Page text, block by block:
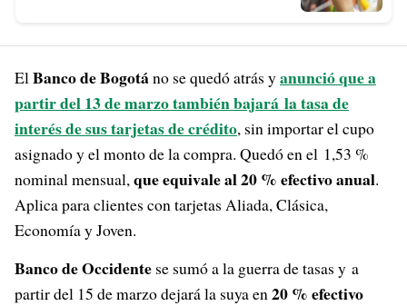
ElBanco de Bogotáno se quedó atrás yanunció que a
partir del 13 de marzo también bajará la tasa de
interés de sus tarjetas de crédito, sin importar el cupo
asignado y el monto de la compra. Quedó en el 1,53 %
nominal mensual,que equivale al 20 % efectivo anual.
Aplica para clientes con tarjetas Aliada, Clásica,
Economía y Joven.
Banco de Occidente se sumó a la guerra de tasas y a
partir del 15 de marzo dejará la suya en20 % efectivo